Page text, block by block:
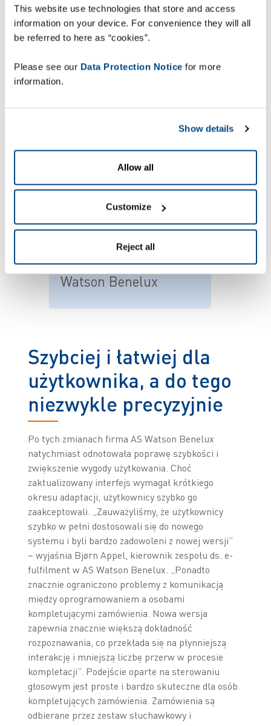
This website use technologies that store and access
information on your device. For convenience they will all
be referred to here as “cookies”.
Please see our Data Protection Notice for more
information.
Show details
Allow all
Customize
Reject all
korzystamy obecnie z
przyszłościowego,
systemu, który
wspiera wysoką
ogranicza problemy
zapewniać doskonałą
obsługę zarówno
sklepów, jak i
klientów”. Ruud
Winkel, kierownik ds.
systemów SCM w AS
Watson Benelux
Szybciej i łatwiej dla
użytkownika, a do tego
niezwykle precyzyjnie
Po tych zmianach firma AS Watson Benelux
natychmiast odnotowała poprawę szybkości i
zwiększenie wygody użytkowania. Choć
zaktualizowany interfejs wymagał krótkiego
okresu adaptacji, użytkownicy szybko go
zaakceptowali. „Zauważyliśmy, że użytkownicy
szybko w pełni dostosowali się do nowego
systemu i byli bardzo zadowoleni z nowej wersji”
– wyjaśnia Bjørn Appel, kierownik zespołu ds. e-
fulfilment w AS Watson Benelux. „Ponadto
znacznie ograniczono problemy z komunikacją
między oprogramowaniem a osobami
kompletującymi zamówienia. Nowa wersja
zapewnia znacznie większą dokładność
rozpoznawania, co przekłada się na płynniejszą
interakcję i mniejszą liczbę przerw w procesie
kompletacji”. Podejście oparte na sterowaniu
głosowym jest proste i bardzo skuteczne dla osób
kompletujących zamówienia. Zamówienia są
odbierane przez zestaw słuchawkowy i